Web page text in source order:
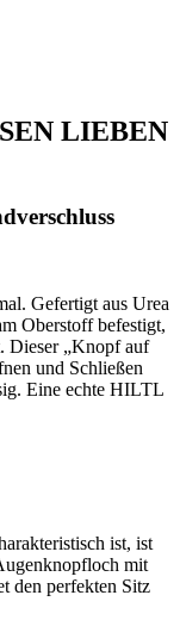
LIEBEN
Gefertigt aus Urea
Oberstoff befestigt,
Dieser „Knopf auf
und Schließen
Eine echte HILTL
ist, ist
mit
den perfekten Sitz